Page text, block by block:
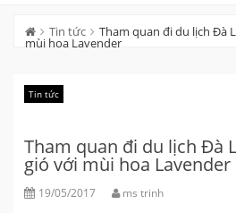
Tin tức Tham quan đi du lịch Đà
mùi hoa Lavender
Tin tức
Tham quan đi du lịch Đà
gió với mùi hoa Lavender
19/05/2017 ms trinh